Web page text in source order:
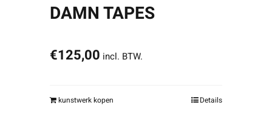
DAMN TAPES
€125,00 incl. BTW.
kunstwerk kopen Details